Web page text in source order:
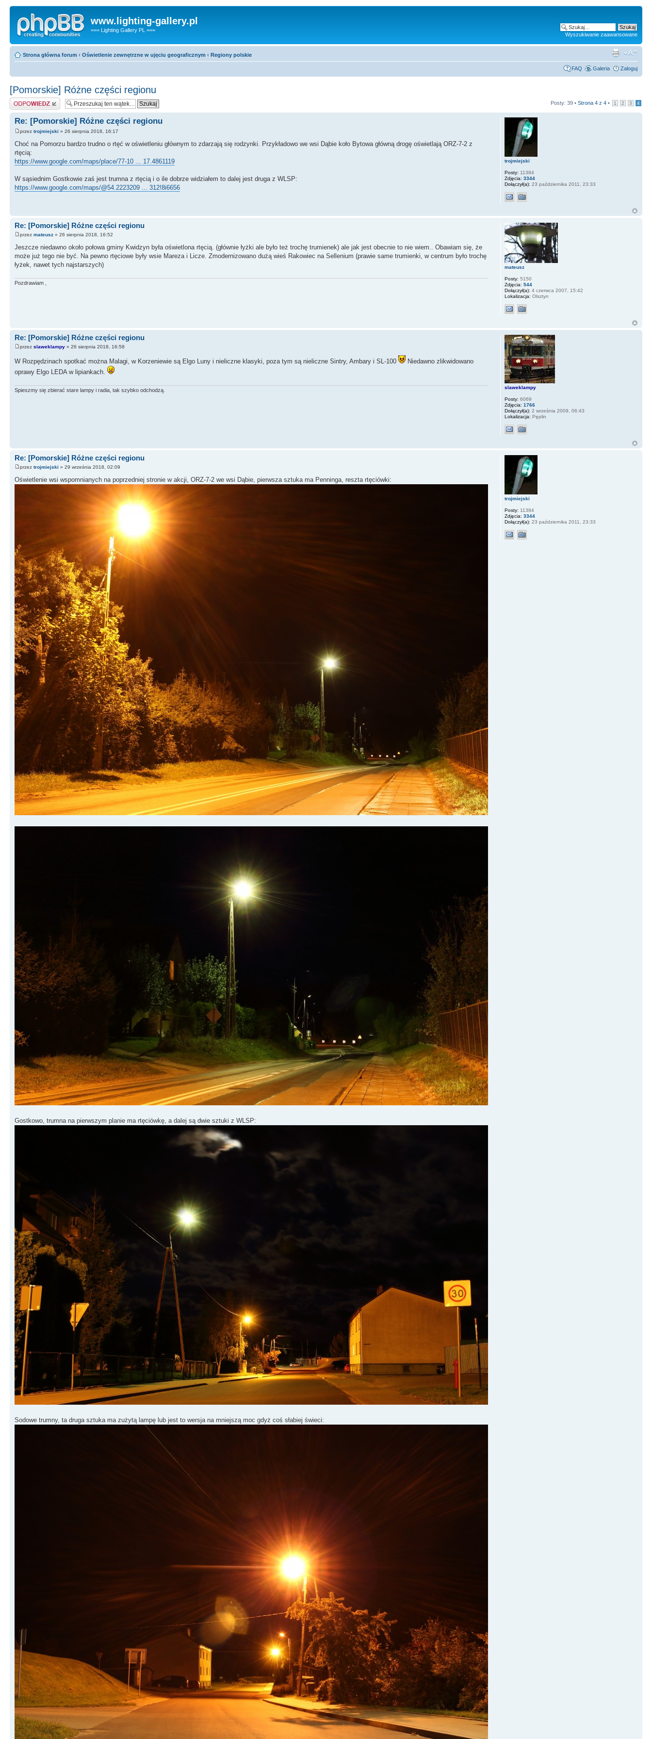
www.lighting-gallery.pl
=== Lighting Gallery PL ===
Wyszukiwanie zaawansowane
Strona główna forum ‹ Oświetlenie zewnętrzne w ujęciu geograficznym ‹ Regiony polskie
FAQ Galeria Zaloguj
[Pomorskie] Różne części regionu
Odpowiedz Posty: 39 • Strona 4 z 4 • 1 2 3 4
Re: [Pomorskie] Różne części regionu
przez trojmiejski » 26 sierpnia 2018, 16:17
Choć na Pomorzu bardzo trudno o rtęć w oświetleniu głównym to zdarzają się rodzynki. Przykładowo we wsi Dąbie koło Bytowa główną drogę oświetlają ORZ-7-2 z
rtęcią:
https://www.google.com/maps/place/77-10 ... 17.4861119
W sąsiednim Gostkowie zaś jest trumna z rtęcią i o ile dobrze widziałem to dalej jest druga z WLSP:
https://www.google.com/maps/@54.2223209 ... 312!8i6656
trojmiejski
Posty: 11384
Zdjęcia: 3344
Dołączył(a): 23 października 2011, 23:33
Re: [Pomorskie] Różne części regionu
przez mateusz » 26 sierpnia 2018, 16:52
Jeszcze niedawno około połowa gminy Kwidzyn była oświetlona rtęcią. (głównie łyżki ale było też trochę trumienek) ale jak jest obecnie to nie wiem.. Obawiam się, że
może już tego nie być. Na pewno rtęciowe były wsie Mareza i Licze. Zmodernizowano dużą wieś Rakowiec na Sellenium (prawie same trumienki, w centrum było trochę
łyżek, nawet tych najstarszych)
Pozdrawiam ,
mateusz
Posty: 5150
Zdjęcia: 544
Dołączył(a): 4 czerwca 2007, 15:42
Lokalizacja: Olsztyn
Re: [Pomorskie] Różne części regionu
przez slaweklampy » 26 sierpnia 2018, 16:58
W Rozpędzinach spotkać można Malagi, w Korzeniewie są Elgo Luny i nieliczne klasyki, poza tym są nieliczne Sintry, Ambary i SL-100
Niedawno zlikwidowano
oprawy Elgo LEDA w lipiankach.
Spieszmy się zbierać stare lampy i radia, tak szybko odchodzą. slaweklampy
Posty: 6069
Zdjęcia: 1766
Dołączył(a): 2 września 2009, 06:43
Lokalizacja: Pęplin
Re: [Pomorskie] Różne części regionu
przez trojmiejski » 29 września 2018, 02:09
Oświetlenie wsi wspomnianych na poprzedniej stronie w akcji, ORZ-7-2 we wsi Dąbie, pierwsza sztuka ma Penninga, reszta rtęciówki:
Gostkowo, trumna na pierwszym planie ma rtęciówkę, a dalej są dwie sztuki z WLSP:
Sodowe trumny, ta druga sztuka ma zużytą lampę lub jest to wersja na mniejszą moc gdyż coś słabiej świeci:
trojmiejski
Posty: 11384
Zdjęcia: 3344
Dołączył(a): 23 października 2011, 23:33